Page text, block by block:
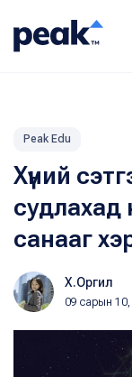
Peak Edu
Хүний
санааг
Х.Оргил
09 сарын